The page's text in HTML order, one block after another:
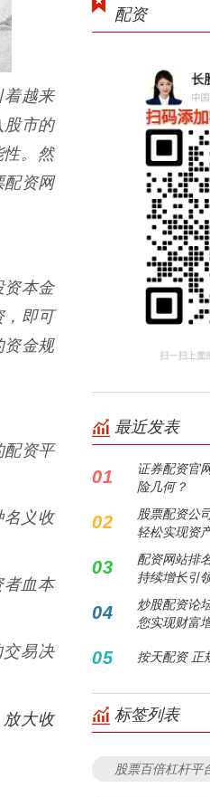
着越来
股市的
。然
配资网
资本金
，即可
资金规
配资平
名义收
者血本
易决
大收
配资
最近发表
01
证券配资官
险几何？
02
股票配资公
轻松实现资
03
配资网站排
持续增长引
04
炒股配资论
您实现财富
05 按
标签列表
股票百倍杠杆平